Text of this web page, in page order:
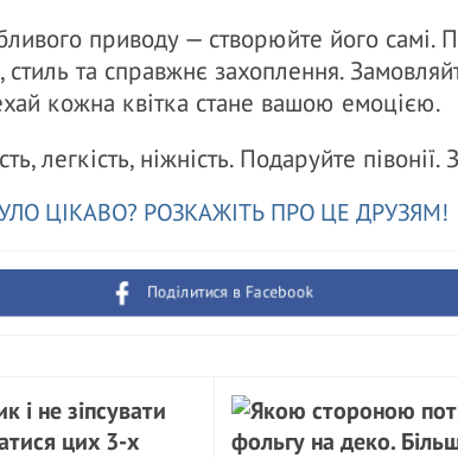
приводу — створюйте його самі.
стиль та справжнє захоплення.
кожна квітка стане вашою емоцією.
легкість, ніжність. Подаруйте
ЦІКАВО? РОЗКАЖІТЬ ПРО ЦЕ ДРУЗЯМ!
Поділитися в Facebook